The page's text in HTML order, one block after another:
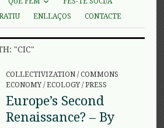
ENLLAÇOS CONTACTE
"CIC"
COLLECTIVIZATION/COMMONS
ECONOMY/ECOLOGY/PRESS
Europe’s Second
Renaissance? – By